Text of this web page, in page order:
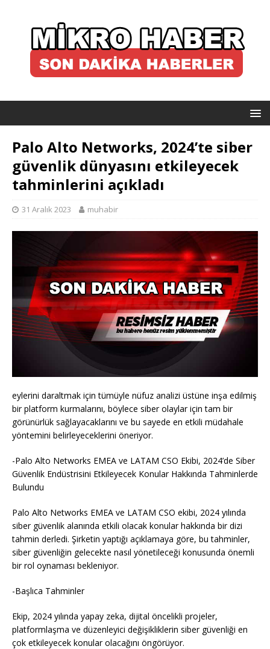
Palo Alto Networks, 2024’te siber
güvenlik dünyasını etkileyecek
tahminlerini açıkladı
31 Aralık 2023 muhabir
eylerini daraltmak için tümüyle nüfuz analizi üstüne inşa edilmiş
bir platform kurmalarını, böylece siber olaylar için tam bir
görünürlük sağlayacaklarını ve bu sayede en etkili müdahale
yöntemini belirleyeceklerini öneriyor.
-Palo Alto Networks EMEA ve LATAM CSO Ekibi, 2024’de Siber
Güvenlik Endüstrisini Etkileyecek Konular Hakkında Tahminlerde
Bulundu
Palo Alto Networks EMEA ve LATAM CSO ekibi, 2024 yılında
siber güvenlik alanında etkili olacak konular hakkında bir dizi
tahmin derledi. Şirketin yaptığı açıklamaya göre, bu tahminler,
siber güvenliğin gelecekte nasıl yönetileceği konusunda önemli
bir rol oynaması bekleniyor.
-Başlıca Tahminler
Ekip, 2024 yılında yapay zeka, dijital öncelikli projeler,
platformlaşma ve düzenleyici değişikliklerin siber güvenliği en
çok etkileyecek konular olacağını öngörüyor.